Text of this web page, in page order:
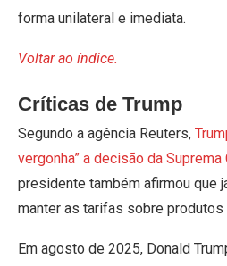
forma unilateral e imediata.
Voltar ao índice.
Críticas de Trump
Segundo a agência Reuters,
vergonha” a decisão da Suprema
presidente também afirmou que
manter as tarifas sobre produtos
Em agosto de 2025, Donald